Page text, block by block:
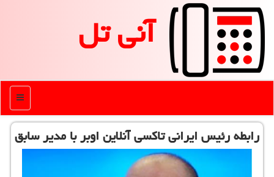
آنی تل
منو
رابطه رئیس ایرانی تاكسی آنلاین اوبر با مدیر سابق